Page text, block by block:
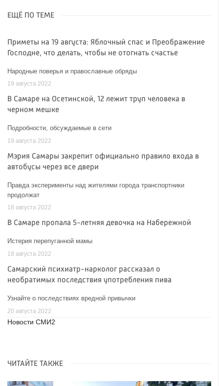
ЕЩЁ ПО ТЕМЕ
Приметы на 19 августа: Яблочный спас и Преображение
Господне, что делать, чтобы не отогнать счастье
Народные поверья и православные обряды
19 августа 2022
В Самаре на Осетинской, 12 лежит труп человека в
черном мешке
Подробности, обсуждаемые в сети
19 августа 2022
Мэрия Самары закрепит официально правило входа в
автобусы через все двери
Правда эксперименты над жителями города транспортники
продолжат
18 августа 2022
В Самаре пропала 5-летняя девочка на Набережной
Истерия перепуганной мамы
18 августа 2022
Самарский психиатр-нарколог рассказал о
необратимых последствия употребления пива
Узнайте о последствиях вредной привычки
20 августа 2022
Новости СМИ2
ЧИТАЙТЕ ТАКЖЕ